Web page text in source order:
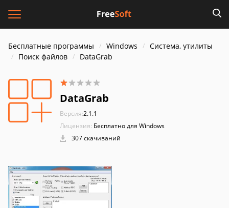
Бесплатные программы Windows
Система, утилиты
Поиск файлов
DataGrab
DataGrab
Версия:2.1.1
Лицензия: Бесплатно для Windows
307 скачиваний